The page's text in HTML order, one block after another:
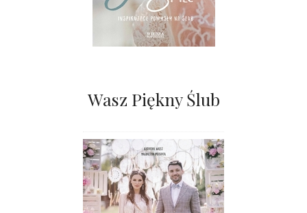
Wasz Piękny Ślub